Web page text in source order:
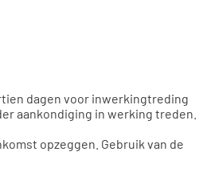
dagen voor inwerkingtreding
aankondiging in werking treden.
opzeggen. Gebruik van de